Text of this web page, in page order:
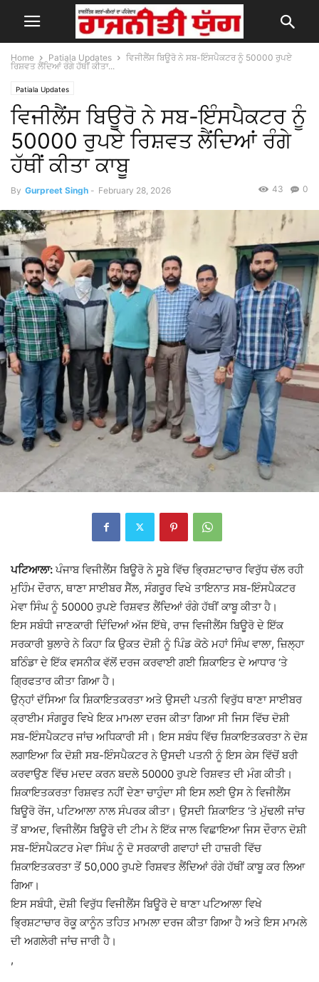
Home Patiala Updates
ਵਿਜੀਲੈਂਸ ਬਿਊਰੋ ਨੇ ਸਬ-ਇੰਸਪੈਕਟਰ ਨੂੰ 50000 ਰੁਪਏ
ਰਿਸ਼ਵਤ ਲੈਂਦਿਆਂ ਰੰਗੇ ਹੱਥੀਂ ਕੀਤਾ...
Patiala Updates
ਵਿਜੀਲੈਂਸ ਬਿਊਰੋ ਨੇ ਸਬ-ਇੰਸਪੈਕਟਰ ਨੂੰ
50000 ਰੁਪਏ ਰਿਸ਼ਵਤ ਲੈਂਦਿਆਂ ਰੰਗੇ
ਹੱਥੀਂ ਕੀਤਾ ਕਾਬੂ
By Gurpreet Singh - February 28, 2026 0
43
ਪਟਿਆਲਾ: ਪੰਜਾਬ ਵਿਜੀਲੈਂਸ ਬਿਊਰੋ ਨੇ ਸੂਬੇ ਵਿੱਚ ਭ੍ਰਿਸ਼ਟਾਚਾਰ ਵਿਰੁੱਧ ਚੱਲ ਰਹੀ
ਮੁਹਿੰਮ ਦੌਰਾਨ, ਥਾਣਾ ਸਾਈਬਰ ਸੈੱਲ, ਸੰਗਰੂਰ ਵਿਖੇ ਤਾਇਨਾਤ ਸਬ-ਇੰਸਪੈਕਟਰ
ਮੇਵਾ ਸਿੰਘ ਨੂੰ 50000 ਰੁਪਏ ਰਿਸ਼ਵਤ ਲੈਂਦਿਆਂ ਰੰਗੇ ਹੱਥੀਂ ਕਾਬੂ ਕੀਤਾ ਹੈ।
ਇਸ ਸਬੰਧੀ ਜਾਣਕਾਰੀ ਦਿੰਦਿਆਂ ਅੱਜ ਇੱਥੇ, ਰਾਜ ਵਿਜੀਲੈਂਸ ਬਿਊਰੋ ਦੇ ਇੱਕ
ਸਰਕਾਰੀ ਬੁਲਾਰੇ ਨੇ ਕਿਹਾ ਕਿ ਉਕਤ ਦੋਸ਼ੀ ਨੂੰ ਪਿੰਡ ਕੋਠੇ ਮਹਾਂ ਸਿੰਘ ਵਾਲਾ, ਜ਼ਿਲ੍ਹਾ
ਬਠਿੰਡਾ ਦੇ ਇੱਕ ਵਸਨੀਕ ਵੱਲੋਂ ਦਰਜ ਕਰਵਾਈ ਗਈ ਸ਼ਿਕਾਇਤ ਦੇ ਆਧਾਰ ‘ਤੇ
ਗ੍ਰਿਫਤਾਰ ਕੀਤਾ ਗਿਆ ਹੈ।
ਉਨ੍ਹਾਂ ਦੱਸਿਆ ਕਿ ਸ਼ਿਕਾਇਤਕਰਤਾ ਅਤੇ ਉਸਦੀ ਪਤਨੀ ਵਿਰੁੱਧ ਥਾਣਾ ਸਾਈਬਰ
ਕ੍ਰਾਈਮ ਸੰਗਰੂਰ ਵਿਖੇ ਇਕ ਮਾਮਲਾ ਦਰਜ ਕੀਤਾ ਗਿਆ ਸੀ ਜਿਸ ਵਿੱਚ ਦੋਸ਼ੀ
ਸਬ-ਇੰਸਪੈਕਟਰ ਜਾਂਚ ਅਧਿਕਾਰੀ ਸੀ। ਇਸ ਸਬੰਧ ਵਿੱਚ ਸ਼ਿਕਾਇਤਕਰਤਾ ਨੇ ਦੋਸ਼
ਲਗਾਇਆ ਕਿ ਦੋਸ਼ੀ ਸਬ-ਇੰਸਪੈਕਟਰ ਨੇ ਉਸਦੀ ਪਤਨੀ ਨੂੰ ਇਸ ਕੇਸ ਵਿੱਚੋਂ ਬਰੀ
ਕਰਵਾਉਣ ਵਿੱਚ ਮਦਦ ਕਰਨ ਬਦਲੇ 50000 ਰੁਪਏ ਰਿਸ਼ਵਤ ਦੀ ਮੰਗ ਕੀਤੀ।
ਸ਼ਿਕਾਇਤਕਰਤਾ ਰਿਸ਼ਵਤ ਨਹੀਂ ਦੇਣਾ ਚਾਹੁੰਦਾ ਸੀ ਇਸ ਲਈ ਉਸ ਨੇ ਵਿਜੀਲੈਂਸ
ਬਿਊਰੋ ਰੇਂਜ, ਪਟਿਆਲਾ ਨਾਲ ਸੰਪਰਕ ਕੀਤਾ। ਉਸਦੀ ਸ਼ਿਕਾਇਤ ‘ਤੇ ਮੁੱਢਲੀ ਜਾਂਚ
ਤੋਂ ਬਾਅਦ, ਵਿਜੀਲੈਂਸ ਬਿਊਰੋ ਦੀ ਟੀਮ ਨੇ ਇੱਕ ਜਾਲ ਵਿਛਾਇਆ ਜਿਸ ਦੌਰਾਨ ਦੋਸ਼ੀ
ਸਬ-ਇੰਸਪੈਕਟਰ ਮੇਵਾ ਸਿੰਘ ਨੂੰ ਦੋ ਸਰਕਾਰੀ ਗਵਾਹਾਂ ਦੀ ਹਾਜ਼ਰੀ ਵਿੱਚ
ਸ਼ਿਕਾਇਤਕਰਤਾ ਤੋਂ 50,000 ਰੁਪਏ ਰਿਸ਼ਵਤ ਲੈਂਦਿਆਂ ਰੰਗੇ ਹੱਥੀਂ ਕਾਬੂ ਕਰ ਲਿਆ
ਗਿਆ।
ਇਸ ਸਬੰਧੀ, ਦੋਸ਼ੀ ਵਿਰੁੱਧ ਵਿਜੀਲੈਂਸ ਬਿਊਰੋ ਦੇ ਥਾਣਾ ਪਟਿਆਲਾ ਵਿਖੇ
ਭ੍ਰਿਸ਼ਟਾਚਾਰ ਰੋਕੂ ਕਾਨੂੰਨ ਤਹਿਤ ਮਾਮਲਾ ਦਰਜ ਕੀਤਾ ਗਿਆ ਹੈ ਅਤੇ ਇਸ ਮਾਮਲੇ
ਦੀ ਅਗਲੇਰੀ ਜਾਂਚ ਜਾਰੀ ਹੈ।
,